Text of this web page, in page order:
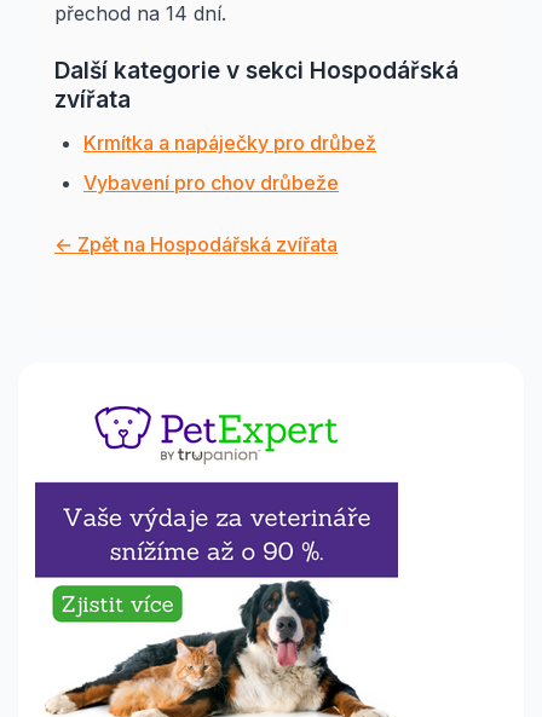
přechod na 14 dní.
Další kategorie v sekci Hospodářská
zvířata
Krmítka a napáječky pro drůbež
Vybavení pro chov drůbeže
← Zpět na Hospodářská zvířata